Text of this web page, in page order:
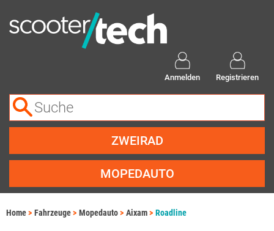
Anmelden Registrieren
ZWEIRAD
MOPEDAUTO
Home Fahrzeuge Mopedauto Aixam Roadline